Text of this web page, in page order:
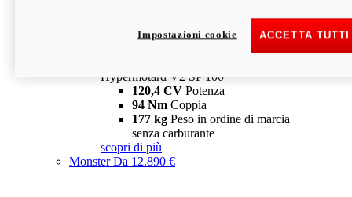
Depotenziata 35 kW: 18.890 € i
configura scopri di più
Hypermotard V2 SP 100
120,4 CV Potenza
94 Nm Coppia
177 kg Peso in ordine di marcia
senza carburante
scopri di più
MonsterDa 12.890 €
ACCETTA
Impostazioni cookie